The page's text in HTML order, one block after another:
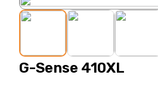
: ?>
G-Sense 410XL